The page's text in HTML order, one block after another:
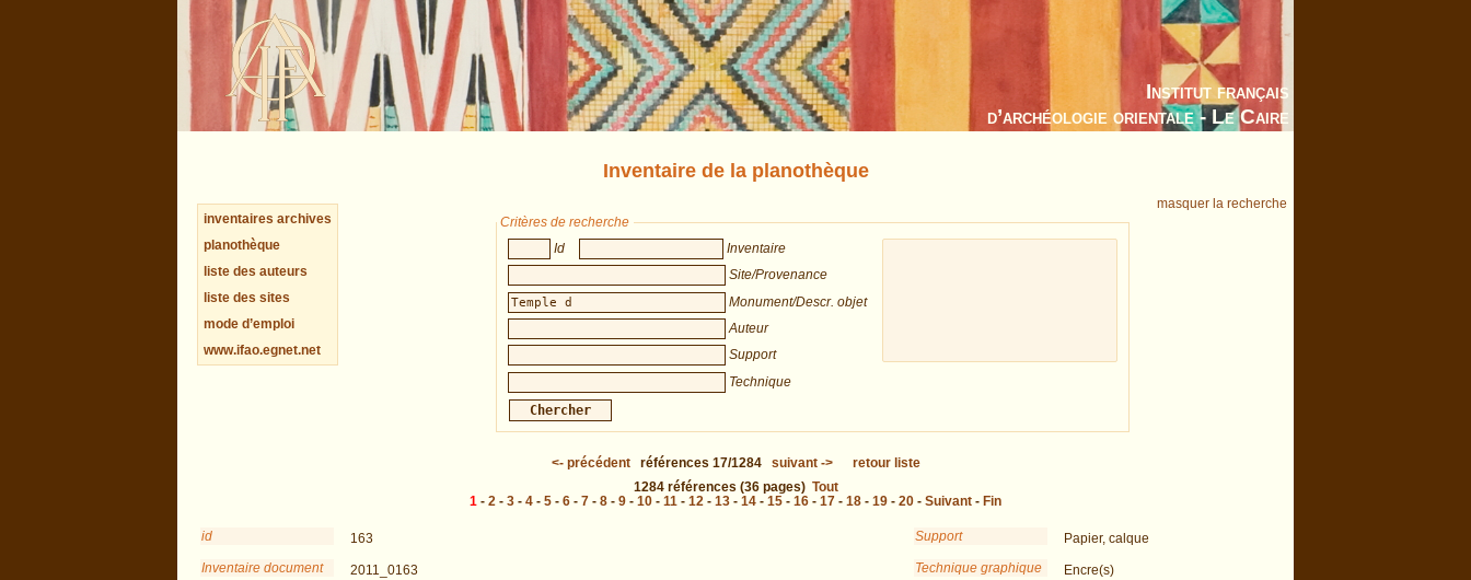
Institut français
d’archéologie orientale - Le Caire
Inventaire de la planothèque
inventaires archives
planothèque
liste des auteurs
liste des sites
mode d’emploi
www.ifao.egnet.net
masquer la recherche
Critères de recherche
Id
Inventaire
Site/Provenance
Monument/Descr. objet
Auteur
Support
Technique
<- précédent références 17/1284 suivant->
retour liste
1284 références (36 pages) Tout
1 - 2 - 3 - 4 - 5 - 6 - 7 - 8 - 9 - 10 - 11 - 12 - 13 - 14 - 15 - 16 - 17 - 18 - 19 - 20 - Suivant - Fin
id
163
Inventaire document
2011_0163
Support
Papier, calque
Technique graphique
Encre(s)